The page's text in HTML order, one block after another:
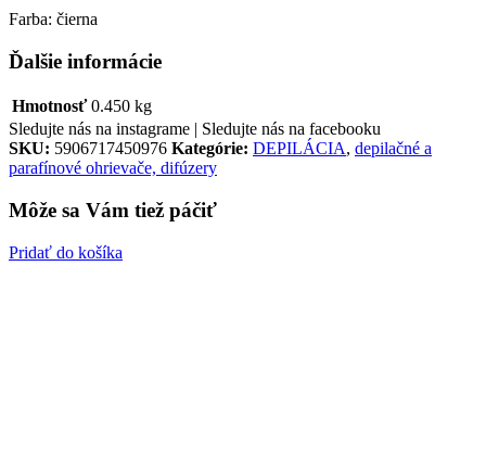
Farba: čierna
Ďalšie informácie
Hmotnosť 0.450 kg
Sledujte nás na instagrame | Sledujte nás na facebooku
SKU: 5906717450976 Kategórie: DEPILÁCIA, depilačné a
parafínové ohrievače, difúzery
Môže sa Vám tiež páčiť
Pridať do košíka